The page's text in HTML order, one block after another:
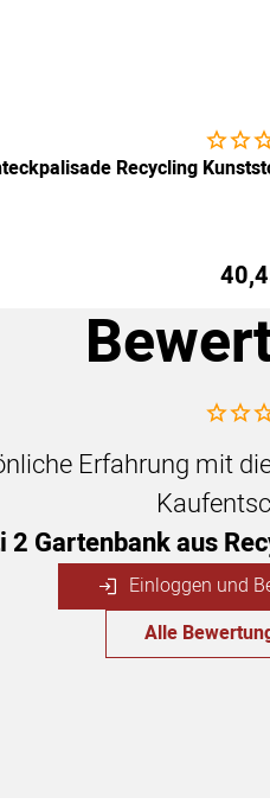
Noch
Recycling
40,
Noch
Erfahrung mit
2 Gartenbank aus
Einloggen und
Alle